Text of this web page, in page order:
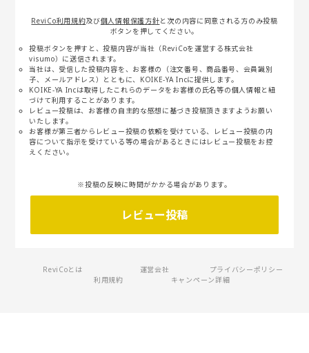
ReviCo利用規約及び個人情報保護方針と次の内容に同意される方のみ投稿
ボタンを押してください。
投稿ボタンを押すと、投稿内容が当社（ReviCoを運営する株式会社
visumo）に送信されます。
当社は、受信した投稿内容を、お客様の（注文番号、商品番号、会員識別
子、メールアドレス）とともに、KOIKE-YA Incに提供します。
KOIKE-YA Incは取得したこれらのデータをお客様の氏名等の個人情報と紐
づけて利用することがあります。
レビュー投稿は、お客様の自主的な感想に基づき投稿頂きますようお願い
いたします。
お客様が第三者からレビュー投稿の依頼を受けている、レビュー投稿の内
容について指示を受けている等の場合があるときにはレビュー投稿をお控
えください。
※投稿の反映に時間がかかる場合があります。
レビュー投稿
ReviCoとは 運営会社
プライバシーポリシー
利用規約
キャンペーン詳細